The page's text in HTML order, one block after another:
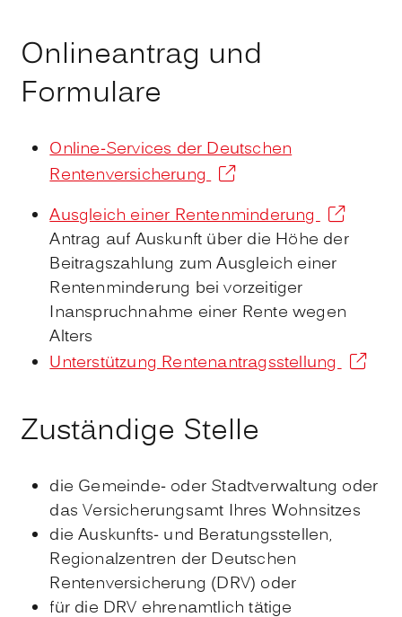
Onlineantrag und
Formulare
Online-Services der Deutschen
Rentenversicherung
Ausgleich einer Rentenminderung
Antrag auf Auskunft über die Höhe der
Beitragszahlung zum Ausgleich einer
Rentenminderung bei vorzeitiger
Inanspruchnahme einer Rente wegen
Alters
Unterstützung Rentenantragsstellung
Zuständige Stelle
die Gemeinde- oder Stadtverwaltung oder
das Versicherungsamt Ihres Wohnsitzes
die Auskunfts- und Beratungsstellen,
Regionalzentren der Deutschen
Rentenversicherung (DRV) oder
für die DRV ehrenamtlich tätige